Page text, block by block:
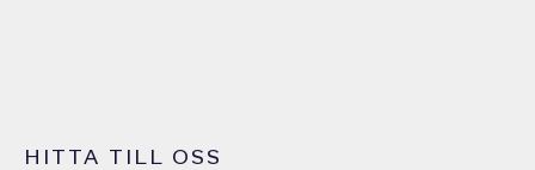
HITTA TILL OSS